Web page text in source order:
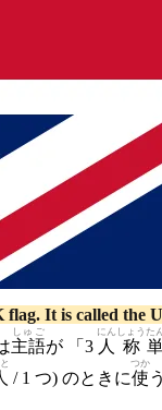
flag. It is called the
主語
しゅご
が 「3 人
にん
称
しょう た
/ 1 つ) のときに使
つか